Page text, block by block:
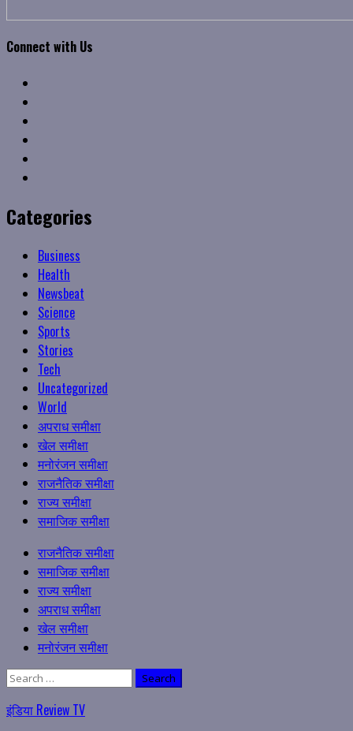
Connect with Us
Categories
Business
Health
Newsbeat
Science
Sports
Stories
Tech
Uncategorized
World
अपराध समीक्षा
खेल समीक्षा
मनोरंजन समीक्षा
राजनैतिक समीक्षा
राज्य समीक्षा
समाजिक समीक्षा
Primary
Menu
राजनैतिक समीक्षा
समाजिक समीक्षा
राज्य समीक्षा
अपराध समीक्षा
खेल समीक्षा
मनोरंजन समीक्षा
Search
इंडिया Review TV